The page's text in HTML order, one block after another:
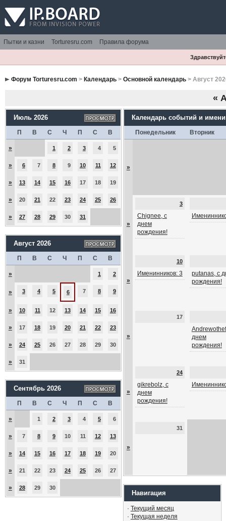
Пытки и казни Torturesru.com Правила форума
Форум Torturesru.com > Календарь> Основной календарь> Август
«
Июль 2026
П В С Ч П С В
» 1 2 3 4 5
» 6 7 8 9 10 11 12
» 13 14 15 16 17 18 19
» 20 21 22 23 24 25 26
» 27 28 29 30 31
Август 2026
П В С Ч П С В
» 1 2
» 3 4 5 6 7 8 9
» 10 11 12 13 14 15 16
» 17 18 19 20 21 22 23
» 24 25 26 27 28 29 30
» 31
Сентябрь 2026
П В С Ч П С В
» 1 2 3 4 5 6
» 7 8 9 10 11 12 13
» 14 15 16 17 18 19 20
» 21 22 23 24 25 26 27
» 28 29 30
Календарь событий и
Понедельник Вторник
»
»
3
Chignee, с
днем
рождения!
»
10
Именинников: 3
putanas, с
рождения!
»
17
днем
рождения!
»
24
gikrebolz, с
днем
рождения!
»
31
Навигация
· Текущий месяц
· Текущая неделя